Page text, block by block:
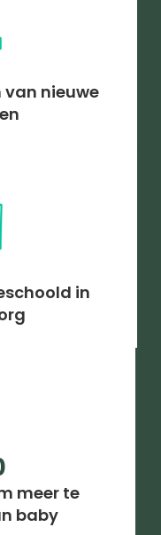
van nieuwe
in
meer te
baby